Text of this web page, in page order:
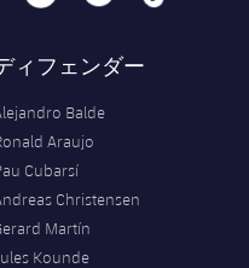
ィフェンダー
Balde
Araujo
Cubarsí
Christensen
Martín
Kounde